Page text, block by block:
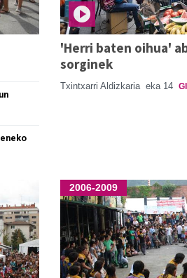
'Herri baten oihua'
sorginek
Txintxarri Aldizkaria eka 14
2006-2009